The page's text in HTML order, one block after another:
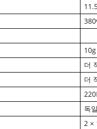
10g
더
더
독
2 ×